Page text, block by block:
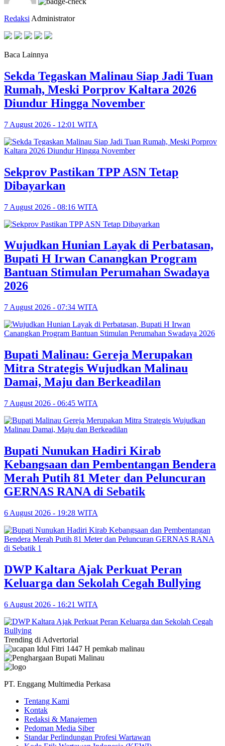
Redaksi Administrator
Baca Lainnya
Sekda Tegaskan Malinau Siap Jadi Tuan
Rumah, Meski Porprov Kaltara 2026
Diundur Hingga November
7 August 2026 - 12:01 WITA
Sekprov Pastikan TPP ASN Tetap
Dibayarkan
7 August 2026 - 08:16 WITA
Wujudkan Hunian Layak di Perbatasan,
Bupati H Irwan Canangkan Program
Bantuan Stimulan Perumahan Swadaya
2026
7 August 2026 - 07:34 WITA
Bupati Malinau: Gereja Merupakan
Mitra Strategis Wujudkan Malinau
Damai, Maju dan Berkeadilan
7 August 2026 - 06:45 WITA
Bupati Nunukan Hadiri Kirab
Kebangsaan dan Pembentangan Bendera
Merah Putih 81 Meter dan Peluncuran
GERNAS RANA di Sebatik
6 August 2026 - 19:28 WITA
DWP Kaltara Ajak Perkuat Peran
Keluarga dan Sekolah Cegah Bullying
6 August 2026 - 16:21 WITA
Trending di Advertorial
PT. Enggang Multimedia Perkasa
Tentang Kami
Kontak
Redaksi & Manajemen
Pedoman Media Siber
Standar Perlindungan Profesi Wartawan